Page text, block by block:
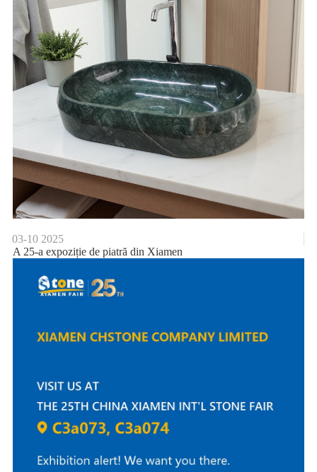
03-10 2025
A 25-a expoziție de piatră din Xiamen